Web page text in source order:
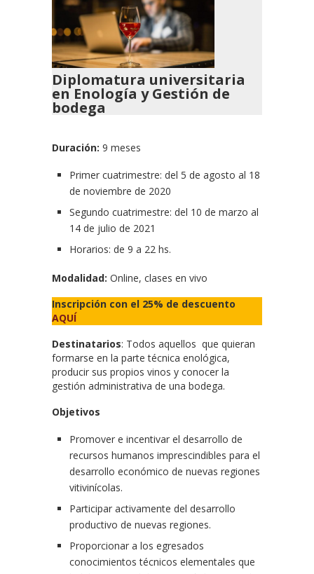
Diplomatura universitaria
en Enología y Gestión de
bodega
Duración: 9 meses
Primer cuatrimestre: del 5 de agosto al 18
de noviembre de 2020
Segundo cuatrimestre: del 10 de marzo al
14 de julio de 2021
Horarios: de 9 a 22 hs.
Modalidad: Online, clases en vivo
Inscripción con el 25% de descuento
AQUÍ
Destinatarios: Todos aquellos que quieran
formarse en la parte técnica enológica,
producir sus propios vinos y conocer la
gestión administrativa de una bodega.
Objetivos
Promover e incentivar el desarrollo de
recursos humanos imprescindibles para el
desarrollo económico de nuevas regiones
vitivinícolas.
Participar activamente del desarrollo
productivo de nuevas regiones.
Proporcionar a los egresados
conocimientos técnicos elementales que